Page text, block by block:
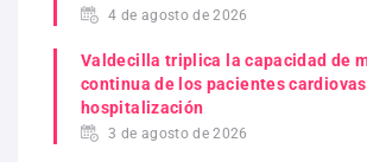
4 de agosto de 2026
Valdecilla triplica la capacidad de
continua de los pacientes
hospitalización
3 de agosto de 2026